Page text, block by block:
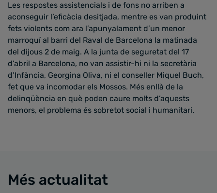
Les respostes assistencials i de fons no arriben a
aconseguir l’eficàcia desitjada, mentre es van produint
fets violents com ara l’apunyalament d’un menor
marroquí al barri del Raval de Barcelona la matinada
del dijous 2 de maig. A la junta de seguretat del 17
d’abril a Barcelona, no van assistir-hi ni la secretària
d’Infància, Georgina Oliva, ni el conseller Miquel Buch,
fet que va incomodar els Mossos. Més enllà de la
delinqüència en què poden caure molts d’aquests
menors, el problema és sobretot social i humanitari.
Més actualitat